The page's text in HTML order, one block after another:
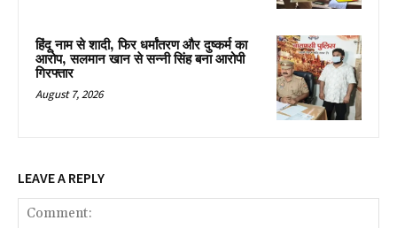
हिंदू नाम से शादी, फिर धर्मांतरण और दुष्कर्म का
आरोप, सलमान खान से सन्नी सिंह बना आरोपी
गिरफ्तार
August 7, 2026
LEAVE A REPLY